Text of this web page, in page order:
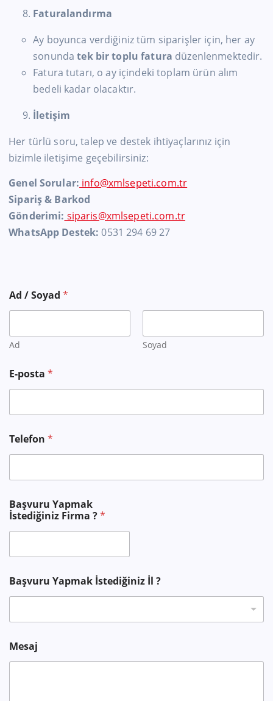
Faturalandırma
Ay boyunca verdiğiniz tüm siparişler için, her ay
sonundatek bir toplu fatura düzenlenmektedir.
Fatura tutarı, o ay içindeki toplam ürün alım
bedeli kadar olacaktır.
İletişim
Her türlü soru, talep ve destek ihtiyaçlarınız için
bizimle iletişime geçebilirsiniz:
Genel Sorular: info@xmlsepeti.com.tr
Sipariş & Barkod
Gönderimi: siparis@xmlsepeti.com.tr
WhatsApp Destek: 0531 294 69 27
Ad / Soyad*
Ad Soyad
E-posta*
i
r
a
İ
s
t
e
i
i
Telefon*
Başvuru Yapmak
İstediğiniz Firma ?*
Başvuru Yapmak İstediğiniz İl ?
Mesaj